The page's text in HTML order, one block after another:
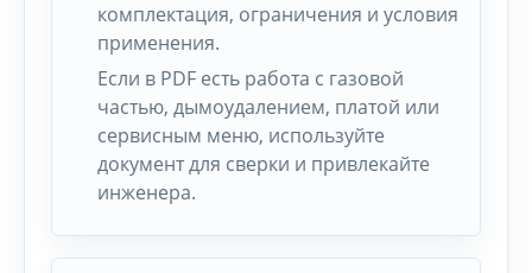
комплектация, ограничения и условия
применения.
Если в PDF есть работа с газовой
частью, дымоудалением, платой или
сервисным меню, используйте
документ для сверки и привлекайте
инженера.